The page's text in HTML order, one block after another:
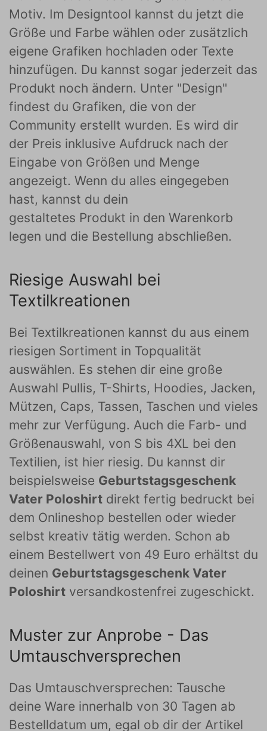
Motiv. Im Designtool kannst du jetzt die
Größe und Farbe wählen oder zusätzlich
eigene Grafiken hochladen oder Texte
hinzufügen. Du kannst sogar jederzeit das
Produkt noch ändern. Unter "Design"
findest du Grafiken, die von der
Community erstellt wurden. Es wird dir
der Preis inklusive Aufdruck nach der
Eingabe von Größen und Menge
angezeigt. Wenn du alles eingegeben
hast, kannst du dein
gestaltetes Produkt in den Warenkorb
legen und die Bestellung abschließen.
Riesige Auswahl bei
Textilkreationen
Bei Textilkreationen kannst du aus einem
riesigen Sortiment in Topqualität
auswählen. Es stehen dir eine große
Auswahl Pullis, T-Shirts, Hoodies, Jacken,
Mützen, Caps, Tassen, Taschen und vieles
mehr zur Verfügung. Auch die Farb- und
Größenauswahl, von S bis 4XL bei den
Textilien, ist hier riesig. Du kannst dir
beispielsweise Geburtstagsgeschenk
Vater Poloshirt direkt fertig bedruckt bei
dem Onlineshop bestellen oder wieder
selbst kreativ tätig werden. Schon ab
einem Bestellwert von 49 Euro erhältst du
deinen Geburtstagsgeschenk Vater
Poloshirt versandkostenfrei zugeschickt.
Muster zur Anprobe - Das
Umtauschversprechen
Das Umtauschversprechen: Tausche
deine Ware innerhalb von 30 Tagen ab
Bestelldatum um, egal ob dir der Artikel